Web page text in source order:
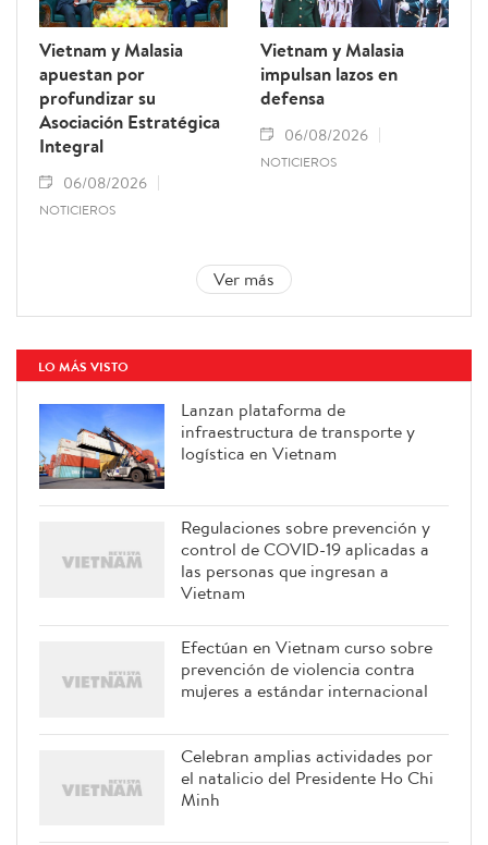
Vietnam y Malasia
apuestan por
profundizar su
Asociación Estratégica
Integral
06/08/2026
NOTICIEROS
Vietnam y Malasia
impulsan lazos en
defensa
06/08/2026
NOTICIEROS
Ver más
LO MÁS VISTO
Lanzan plataforma de
infraestructura de transporte y
logística en Vietnam
Regulaciones sobre prevención y
control de COVID-19 aplicadas a
las personas que ingresan a
Vietnam
Efectúan en Vietnam curso sobre
prevención de violencia contra
mujeres a estándar internacional
Celebran amplias actividades por
el natalicio del Presidente Ho Chi
Minh